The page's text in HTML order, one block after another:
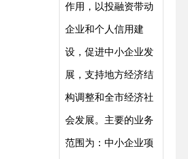
作用，以投融资带动
企业和个人信用建
设，促进中小企业发
展，支持地方经济结
构调整和全市经济社
会发展。主要的业务
范围为：中小企业项